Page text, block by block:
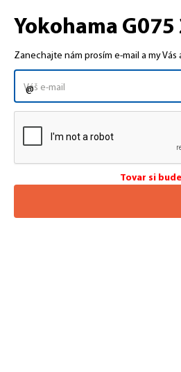
Yokohama
Zanechajte nám prosím e-mail a my
Tovar si